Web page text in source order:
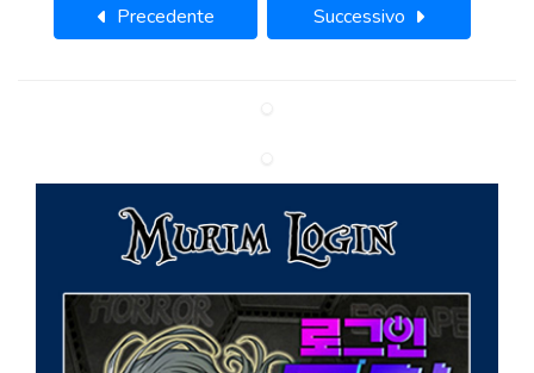
Precedente Successivo